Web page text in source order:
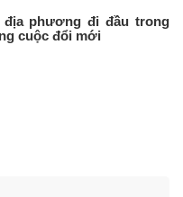
địa phương đi đầu trong
cuộc đổi mới